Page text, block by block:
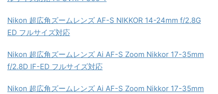
Nikon 超広角ズームレンズ AF-S NIKKOR 14-24mm f/2.8G
ED フルサイズ対応
Nikon 超広角ズームレンズ Ai AF-S Zoom Nikkor 17-35mm
f/2.8D IF-ED フルサイズ対応
Nikon 超広角ズームレンズ Ai AF-S Zoom Nikkor 17-35mm